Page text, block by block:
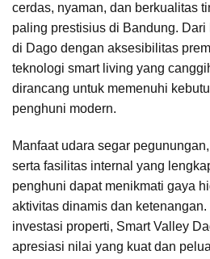
cerdas, nyaman, dan berkualitas
paling prestisius di Bandung.
di Dago dengan aksesibilitas
teknologi smart living yang
dirancang untuk memenuhi
penghuni modern.
Manfaat udara segar
serta fasilitas internal yang
penghuni dapat menikmati gaya
aktivitas dinamis dan
investasi properti, Smart Valley
apresiasi nilai yang kuat dan